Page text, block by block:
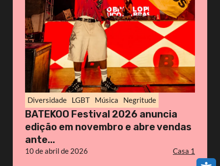
Diversidade LGBT Música Negritude
BATEKOO Festival 2026 anuncia
edição em novembro e abre vendas
ante...
10 de abril de 2026 Casa 1